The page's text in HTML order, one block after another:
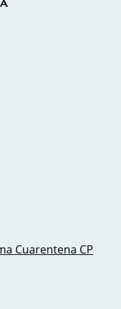
Cuarentena CP